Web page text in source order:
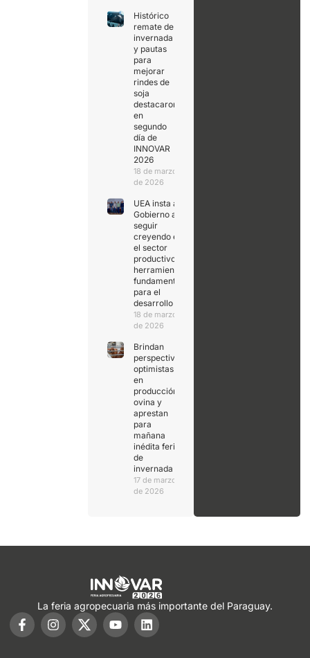
Histórico
remate de
invernada
y pautas
para
mejorar
rindes de
soja
destacaron
en
segundo
día de
INNOVAR
2026
18 de marzo
de 2026
UEA insta al
Gobierno a
seguir
creyendo en
el sector
productivo,
herramienta
fundamental
para el
desarrollo
18 de marzo
de 2026
Brindan
perspectivas
optimistas
en
producción
ovina y
aprestan
para
mañana
inédita feria
de
invernada
17 de marzo
de 2026
La feria agropecuaria más importante del Paraguay.